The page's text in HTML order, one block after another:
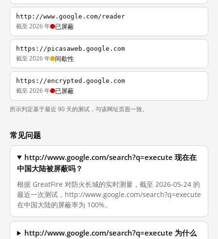
http://www.google.com/reader
截至 2026 年 已屏蔽
https://picasaweb.google.com
截至 2026 年 间歇性
https://encrypted.google.com
截至 2026 年 已屏蔽
所示判定基于最近 90 天的测试，与该网址页面一致。
常见问题
http://www.google.com/search?q=execute 现在在
中国大陆被屏蔽吗？
根据 GreatFire 对防火长城的实时测量，截至 2026-05-24 的
最近一次测试，http://www.google.com/search?q=execute
在中国大陆的屏蔽率为 100%。
http://www.google.com/search?q=execute 为什么